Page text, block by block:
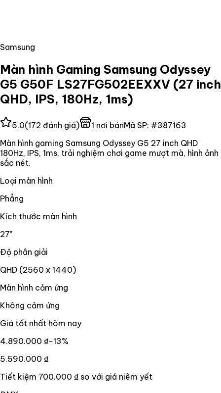
Samsung
Màn hình Gaming Samsung Odyssey
G5 G50F LS27FG502EEXXV (27 inch
QHD, IPS, 180Hz, 1ms)
5.0(172 đánh giá) 1 nơi bánMã SP: #387163
Màn hình gaming Samsung Odyssey G5 27 inch QHD
180Hz, IPS, 1ms, trải nghiệm chơi game mượt mà, hình ảnh
sắc nét.
Loại màn hình
Phẳng
Kích thước màn hình
27"
Độ phân giải
QHD (2560 x 1440)
Màn hình cảm ứng
Không cảm ứng
Giá tốt nhất hôm nay
4.890.000 ₫−13%
5.590.000 ₫
Tiết kiệm 700.000 ₫ so với giá niêm yết